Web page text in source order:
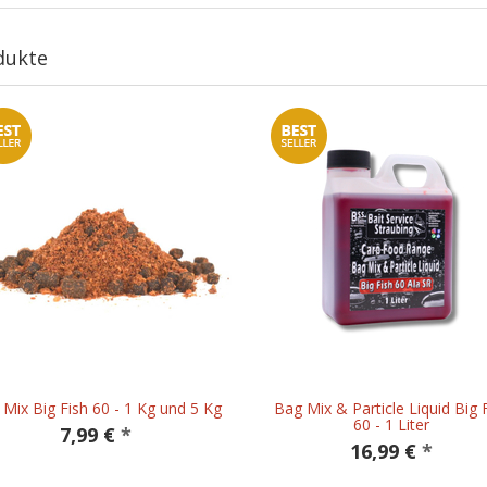
Big Fish 60 - 1 Kg und 5 Kg
7,99 € *
Bag Mix & Particle Liquid Big
60 - 1 Liter
16,99 € *